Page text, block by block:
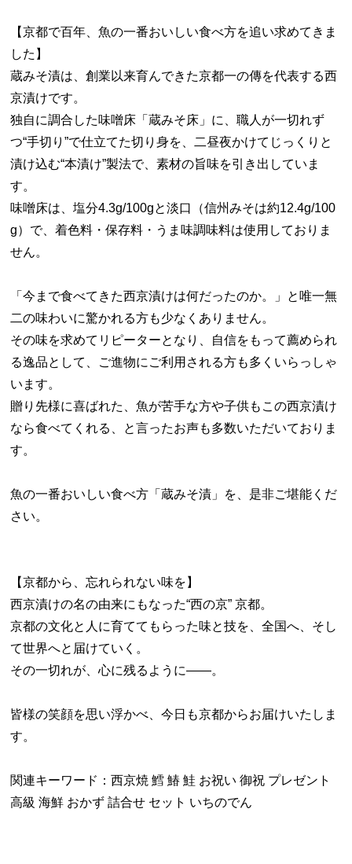
【京都で百年、魚の一番おいしい食べ方を追い求めてきま
した】
蔵みそ漬は、創業以来育んできた京都一の傳を代表する西
京漬けです。
独自に調合した味噌床「蔵みそ床」に、職人が一切れず
つ“手切り”で仕立てた切り身を、二昼夜かけてじっくりと
漬け込む“本漬け”製法で、素材の旨味を引き出していま
す。
味噌床は、塩分4.3g/100gと淡口（信州みそは約12.4g/100
g）で、着色料・保存料・うま味調味料は使用しておりま
せん。
「今まで食べてきた西京漬けは何だったのか。」と唯一無
二の味わいに驚かれる方も少なくありません。
その味を求めてリピーターとなり、自信をもって薦められ
る逸品として、ご進物にご利用される方も多くいらっしゃ
います。
贈り先様に喜ばれた、魚が苦手な方や子供もこの西京漬け
なら食べてくれる、と言ったお声も多数いただいておりま
す。
魚の一番おいしい食べ方「蔵みそ漬」を、是非ご堪能くだ
さい。
【京都から、忘れられない味を】
西京漬けの名の由来にもなった“西の京” 京都。
京都の文化と人に育ててもらった味と技を、全国へ、そし
て世界へと届けていく。
その一切れが、心に残るように――。
皆様の笑顔を思い浮かべ、今日も京都からお届けいたしま
す。
関連キーワード：西京焼 鱈 鰆 鮭 お祝い 御祝 プレゼント
高級 海鮮 おかず 詰合せ セット いちのでん